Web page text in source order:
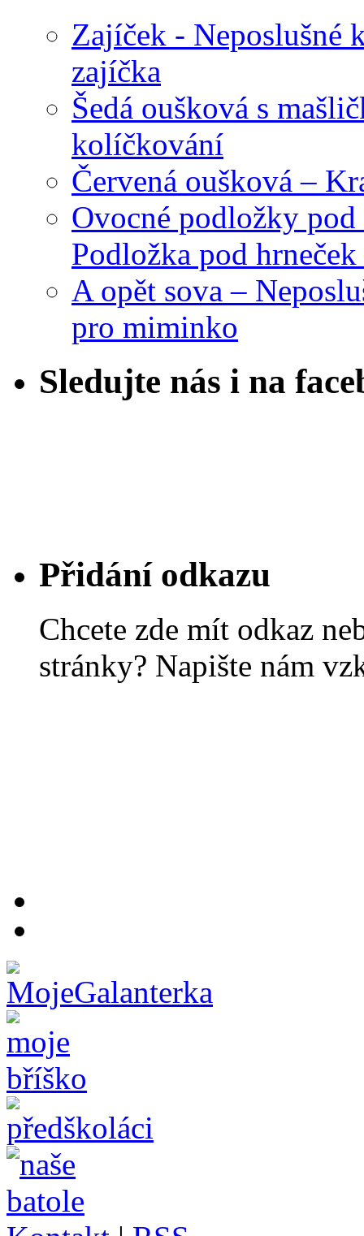
Zajíček - Neposlušné
zajíčka
Šedá oušková s
kolíčkování
Červená oušková –
Ovocné podložky
Podložka pod
A opět sova –
pro miminko
Sledujte nás i na
Přidání odkazu
Chcete zde mít odkaz
stránky? Napište nám